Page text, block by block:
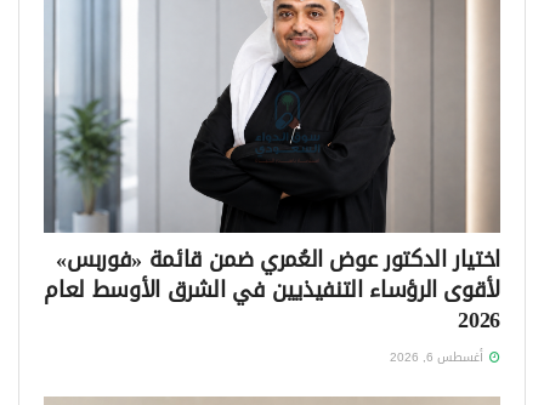
اختيار الدكتور عوض العُمري ضمن قائمة «فوربس»
لأقوى الرؤساء التنفيذيين في الشرق الأوسط لعام
2026
أغسطس 6, 2026